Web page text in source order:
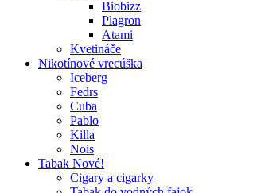
Biobizz
Plagron
Atami
Kvetináče
Nikotínové vrecúška
Iceberg
Fedrs
Cuba
Pablo
Killa
Nois
Tabak Nové!
Cigary a cigarky